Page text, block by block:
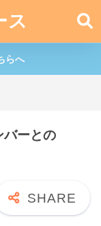
ス
らへ
バーとの